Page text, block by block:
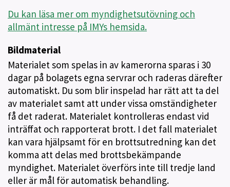
Du kan läsa mer om myndighetsutövning och
allmänt intresse på IMYs hemsida.
Bildmaterial
Materialet som spelas in av kamerorna sparas i 30
dagar på bolagets egna servrar och raderas därefter
automatiskt. Du som blir inspelad har rätt att ta del
av materialet samt att under vissa omständigheter
få det raderat. Materialet kontrolleras endast vid
inträffat och rapporterat brott. I det fall materialet
kan vara hjälpsamt för en brottsutredning kan det
komma att delas med brottsbekämpande
myndighet. Materialet överförs inte till tredje land
eller är mål för automatisk behandling.